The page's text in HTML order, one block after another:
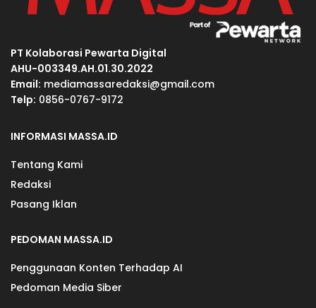
PT Kolaborasi Pewarta Digital
AHU-003349.AH.01.30.2022
Email: mediamassaredaksi@gmail.com
Telp: 0856-0767-9172
INFORMASI MASSA.ID
Tentang Kami
Redaksi
Pasang Iklan
PEDOMAN MASSA.ID
Penggunaan Konten Terhadap AI
Pedoman Media Siber